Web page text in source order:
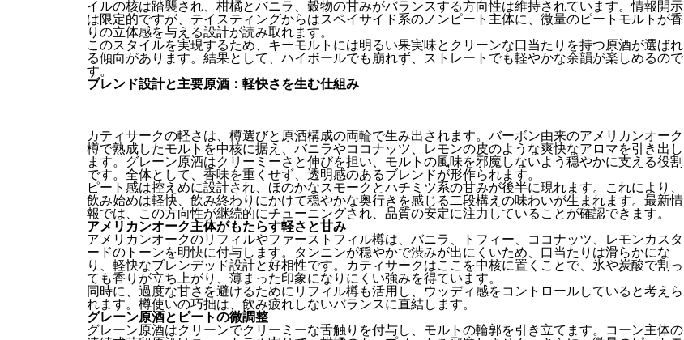
イルの核は踏襲され、柑橘とバニラ、穀物の甘みがバランスする方向性は維持されています。情報開示
は限定的ですが、テイスティングからはスペイサイド系のノンピート主体に、微量のピートモルトが香
りの立体感を与える設計が読み取れます。
このスタイルを実現するため、キーモルトには明るい果実味とクリーンな口当たりを持つ原酒が選ばれ
る傾向があります。結果として、ハイボールでも崩れず、ストレートでも軽やかな余韻が楽しめるので
す。
ブレンド設計と主要原酒：軽快さを生む仕組み
カティサークの軽さは、樽選びと原酒構成の両輪で生み出されます。バーボン由来のアメリカンオーク
樽で熟成したモルトを中核に据え、バニラやココナッツ、レモンの皮のような爽快なアロマを引き出し
ます。グレーン原酒はクリーミーさと伸びを担い、モルトの風味を邪魔しないよう穏やかに支える役割
です。全体として、香味を重くせず、透明感のあるブレンドが形作られます。
ピート感は控えめに設計され、ほのかなスモークとハチミツ系の甘みが後半に現れます。これにより、
飲み始めは軽快、飲み終わりにかけて穏やかな奥行きを感じる二段構えの味わいが生まれます。最新情
報では、この方向性が継続的にチューニングされ、品質の安定に注力していることが確認できます。
アメリカンオーク主体がもたらす軽さと甘み
アメリカンオークのリフィルやファーストフィル樽は、バニラ、トフィー、ココナッツ、レモンカスタ
ードのトーンを明快に付与します。タンニンが穏やかで渋みが出にくいため、口当たりは滑らかにな
り、軽快なブレンデッド設計と好相性です。カティサークはここを中核に置くことで、氷や炭酸で割っ
ても香りが立ち上がり、薄まった印象になりにくい強みを得ています。
同時に、過度な甘さを避けるためにリフィル樽も活用し、ウッディ感をコントロールしていると考えら
れます。樽使いの巧拙は、飲み疲れしないバランスに直結します。
グレーン原酒とピートの微調整
グレーン原酒はクリーンでクリーミーな舌触りを付与し、モルトの輪郭を引き立てます。コーン主体の